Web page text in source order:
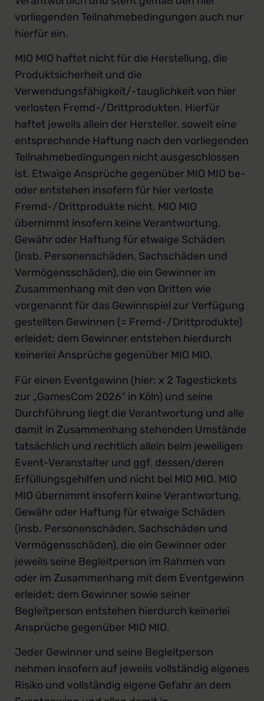
vorliegenden Teilnahmebedingungen auch nur
hierfür ein.
MIO MIO haftet nicht für die Herstellung, die
Produktsicherheit und die
Verwendungsfähigkeit/-tauglichkeit von hier
verlosten Fremd-/Drittprodukten. Hierfür
haftet jeweils allein der Hersteller, soweit eine
entsprechende Haftung nach den vorliegenden
Teilnahmebedingungen nicht ausgeschlossen
ist. Etwaige Ansprüche gegenüber MIO MIO be-
oder entstehen insofern für hier verloste
Fremd-/Drittprodukte nicht. MIO MIO
übernimmt insofern keine Verantwortung,
Gewähr oder Haftung für etwaige Schäden
(insb. Personenschäden, Sachschäden und
Vermögensschäden), die ein Gewinner im
Zusammenhang mit den von Dritten wie
vorgenannt für das Gewinnspiel zur Verfügung
gestellten Gewinnen (= Fremd-/Drittprodukte)
erleidet; dem Gewinner entstehen hierdurch
keinerlei Ansprüche gegenüber MIO MIO.
Für einen Eventgewinn (hier: x 2 Tagestickets
zur „GamesCom 2026“ in Köln) und seine
Durchführung liegt die Verantwortung und alle
damit in Zusammenhang stehenden Umstände
tatsächlich und rechtlich allein beim jeweiligen
Event-Veranstalter und ggf. dessen/deren
Erfüllungsgehilfen und nicht bei MIO MIO. MIO
MIO übernimmt insofern keine Verantwortung,
Gewähr oder Haftung für etwaige Schäden
(insb. Personenschäden, Sachschäden und
Vermögensschäden), die ein Gewinner oder
jeweils seine Begleitperson im Rahmen von
oder im Zusammenhang mit dem Eventgewinn
erleidet; dem Gewinner sowie seiner
Begleitperson entstehen hierdurch keinerlei
Ansprüche gegenüber MIO MIO.
Jeder Gewinner und seine Begleitperson
nehmen insofern auf jeweils vollständig eigenes
Risiko und vollständig eigene Gefahr an dem